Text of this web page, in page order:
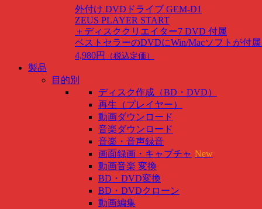
外付け DVDドライブ GEM-D1
ZEUS PLAYER START
＋ディスククリエイター7 DVD 付属
ベストセラーのDVDにWin/Macソフトが付
4,980円
（税込定価）
製品
目的別
ディスク作成（BD・DVD）
再生（プレイヤー）
動画ダウンロード
音楽ダウンロード
音楽・音声録音
画面録画・キャプチャ New
動画音楽 変換
BD・DVD変換
BD・DVDクローン
動画編集